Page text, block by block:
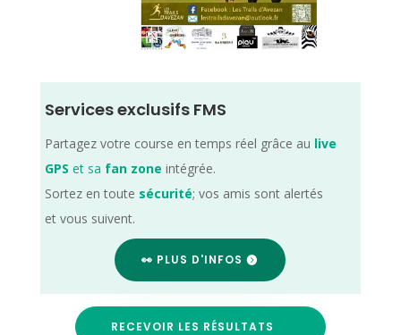
Services exclusifs FMS
Partagez votre course en temps réel grâce au live
GPS et sa fan zone intégrée.
Sortez en toute sécurité; vos amis sont alertés
et vous suivent.
👀 PLUS D'INFOS
RECEVOIR LES RÉSULTATS